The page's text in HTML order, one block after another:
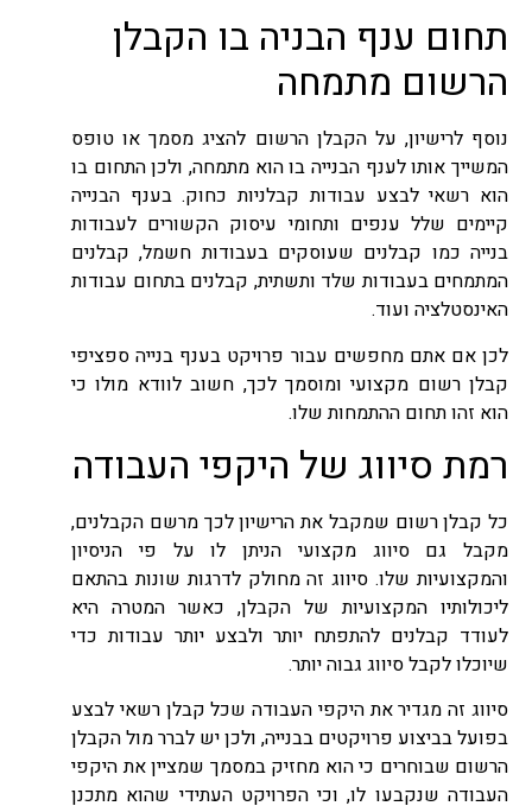
תחום ענף הבניה בו הקבלן
הרשום מתמחה
נוסף לרישיון, על הקבלן הרשום להציג מסמך או טופס
המשייך אותו לענף הבנייה בו הוא מתמחה, ולכן התחום בו
הוא רשאי לבצע עבודות קבלניות כחוק. בענף הבנייה
קיימים שלל ענפים ותחומי עיסוק הקשורים לעבודות
בנייה כמו קבלנים שעוסקים בעבודות חשמל, קבלנים
המתמחים בעבודות שלד ותשתית, קבלנים בתחום עבודות
האינסטלציה ועוד.
לכן אם אתם מחפשים עבור פרויקט בענף בנייה ספציפי
קבלן רשום מקצועי ומוסמך לכך, חשוב לוודא מולו כי
הוא זהו תחום ההתמחות שלו.
רמת סיווג של היקפי העבודה
כל קבלן רשום שמקבל את הרישיון לכך מרשם הקבלנים,
מקבל גם סיווג מקצועי הניתן לו על פי הניסיון
והמקצועיות שלו. סיווג זה מחולק לדרגות שונות בהתאם
ליכולותיו המקצועיות של הקבלן, כאשר המטרה היא
לעודד קבלנים להתפתח יותר ולבצע יותר עבודות כדי
שיוכלו לקבל סיווג גבוה יותר.
סיווג זה מגדיר את היקפי העבודה שכל קבלן רשאי לבצע
בפועל בביצוע פרויקטים בבנייה, ולכן יש לברר מול הקבלן
הרשום שבוחרים כי הוא מחזיק במסמך שמציין את היקפי
העבודה שנקבעו לו, וכי הפרויקט העתידי שהוא מתכנן